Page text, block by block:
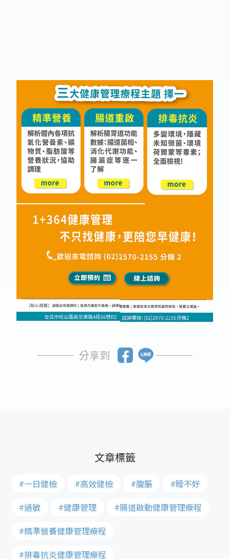
分享到
#一日健檢 #高效健檢 #腹脹
#睡不好
#過敏
#健康管理
#腸道啟動健康管理療程
#精準營養健康管理療程
#排毒抗炎健康管理療程